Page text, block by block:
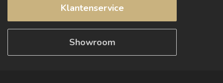
Klantenservice
Showroom